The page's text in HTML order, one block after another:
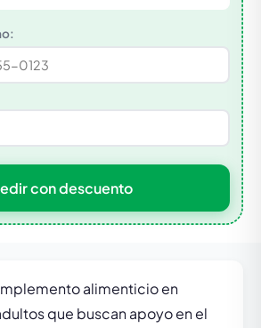
con descuento
alimenticio en
que buscan apoyo en el